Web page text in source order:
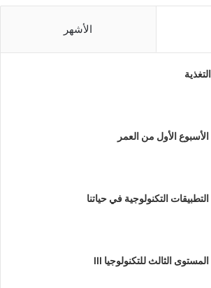
الأشهر
التغذية
الأسبوع الأول من العمر
التطبيقات التكنولوجية في حياتنا
المستوى الثالث للتكنولوجيا III